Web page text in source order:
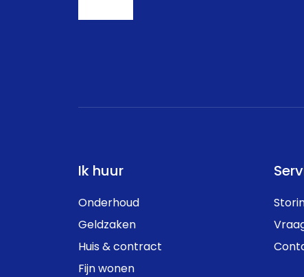
Ik huur
Onderhoud
Geldzaken
Huis & contract
Fijn wonen